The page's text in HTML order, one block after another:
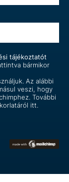
tájékoztatót
bármikor
Az alábbi
veszi, hogy
További
itt.